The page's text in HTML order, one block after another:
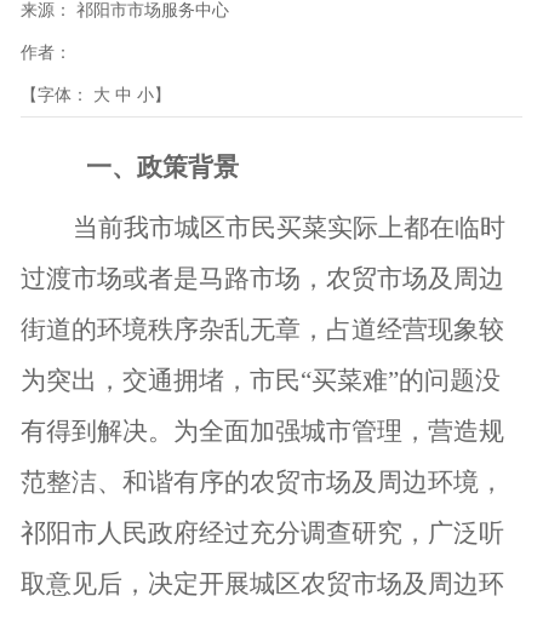
来源： 祁阳市市场服务中心
作者：
【字体： 大 中 小】
一、政策背景
当前我市城区市民买菜实际上都在临时
过渡市场或者是马路市场，农贸市场及周边
街道的环境秩序杂乱无章，占道经营现象较
为突出，交通拥堵，市民“买菜难”的问题没
有得到解决。 为全面加强城市管理 ， 营造规
范整洁、和谐有序的农贸市场及周边环境 ，
祁阳市人民政府经过充分调查研究，广泛听
取意见后，决定开展城区农贸市场及周边环